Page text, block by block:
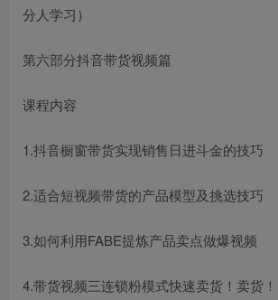
分人学习）
第六部分抖音带货视频篇
课程内容
1.抖音橱窗带货实现销售日进斗金的技巧
2.适合短视频带货的产品模型及挑选技巧
3.如何利用FABE提炼产品卖点做爆视频
4.带货视频三连锁粉模式快速卖货！卖货！